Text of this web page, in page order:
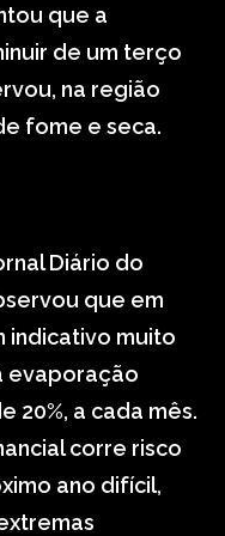
que a
de um terço
na região
fome e seca.
Diário do
que em
indicativo muito
evaporação
20%, a cada mês.
corre risco
ano difícil,